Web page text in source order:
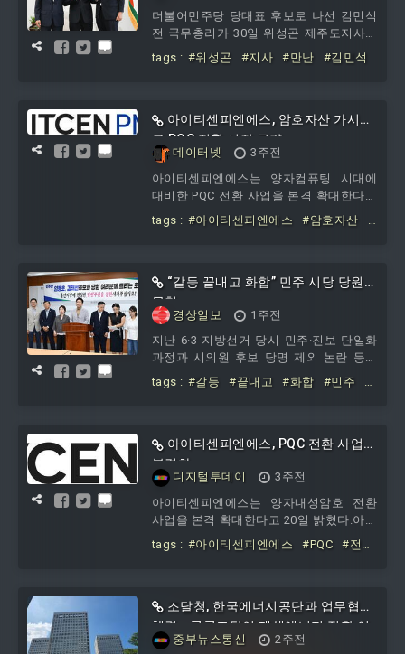
력 지원을 도모하는 데 목적을 둔다. 두 기
관은 협약에 따라 남구 AI 전환 촉진을 위
한 소통 채널을 운영하고 진흥원에서 추진
하는 다양한 AI 지원사업을 관
더불어민주당 당대표 후보로 나선 김민석
전 국무총리가 30일 위성곤 제주도지사를
만나 메가 성장전략 뒷받침을 약속했다.김
후보는 이날 오전 10시15분 제주도청 도지
님들도 뵙고 4·3평화공원도 가서 말씀을
들었다"라며 "조만간 민주 제주 선언을 준
비하려고 한다"고 밝혔다.김 후보는 '민주
제주 선언'과 관련해 "평화의 성지 제주는
4.3이라는 상대적으로 무겁고 깊은 상처를
딛고 평화와 번영의 성지로 거듭나야 한
다"며 "그 과정을
tags : #위성곤 #지사 #만난
#김민석
아이티센피엔에스, 암호자산 가시화
로 PQC 전환 시장 공략
데이터넷
3주전
아이티센피엔에스는 양자컴퓨팅 시대에
대비한 PQC 전환 사업을 본격 확대한다고
20일 밝혔다.아이티센피엔에스는 고객 시
스템 내 암호자산을 식별하고 위험도를 분
진하고 있다. 이를 위해 암호자산 식별 솔
루션 ‘엣지CS’, KCMVP 인증 기반 암호 라
이브러리 ‘엣지크립토’, PQC 기반 보안 통
신 적용 모델을 결합한 단계적 전환 체계
를 구축했다.최근 PQC
tags : #아이티센피엔에스 #암호자산
“갈등 끝내고 화합” 민주 시당 당원들
목청
경상일보
1주전
지난 6·3 지방선거 당시 민주·진보 단일화
과정과 시의원 후보 당명 제외 논란 등으
로 갈등을 빚고 있는 더불어민주당 울산시
당에서 내부 화합과 조직 회복을 촉구하는
원일동은 29일 울산시의회 프레스센터에
서 기자회견을 열고 차기 시당위원장 선거
에 출마한 김태선·임동호 후보와 당원들을
향해 당내 갈등을 조속히 끝내고 당원 중
심의 시당을 만들어갈 것을 간곡히 호소했
다. 이들은 “지난 몇 년 동안 울산시당은 끊
임없는 갈등과 분열 속에서 수많은 당원을
tags : #갈등 #끝내고 #화합 #민주
#
아이티센피엔에스, PQC 전환 사업
본격화
디지털투데이
3주전
아이티센피엔에스는 양자내성암호 전환
사업을 본격 확대한다고 20일 밝혔다.아이
티센피엔에스는 단순한 PQC 알고리즘 공
급을 넘어, 고객 시스템 내 암호자산을 식
플랫폼’ 사업에 속도를 내고 있다.이를 위
해 암호자산 식별 솔루션 ‘엣지CS’,
KCMVP 인증 기반 암호 라이브러리 ‘엣지
tags : #아이티센피엔에스 #PQC
#전
조달청, 한국에너지공단과 업무협약
체결...공공조달이 재생에너지 전환 이
끈다중부뉴스통신
2주전